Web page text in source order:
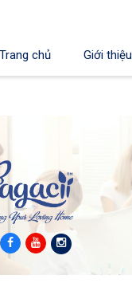
Trang chủ Giới thiệu